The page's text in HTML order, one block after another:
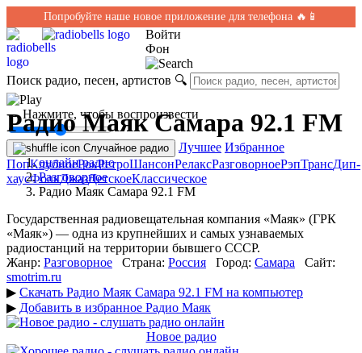
Попробуйте наше новое приложение для телефона 🔥📱
Войти
Фон
Поиск радио, песен, артистов 🔍
← Нажмите, чтобы воспроизвести
Случайное радио Лучшее Избранное
ПопКлубноеРокРетроШансонРелаксРазговорноеРэпТрансДип-
хаусФолкДжазДетскоеКлассическое
Радио Маяк Самара 92.1 FM
онлайн радио
Разговорное
Радио Маяк Самара 92.1 FM
Государственная радиовещательная компания «Маяк» (ГРК
«Маяк») — одна из крупнейших и самых узнаваемых
радиостанций на территории бывшего СССР.
Жанр: Разговорное Страна: Россия Город: Самара
Сайт:
smotrim.ru
▶ Скачать Радио Маяк Самара 92.1 FM на компьютер
▶ Добавить в избранное Радио Маяк
Новое радио